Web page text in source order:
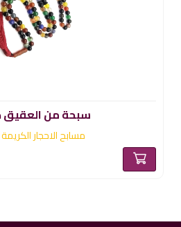
سبحة من
مسابح الاحجار